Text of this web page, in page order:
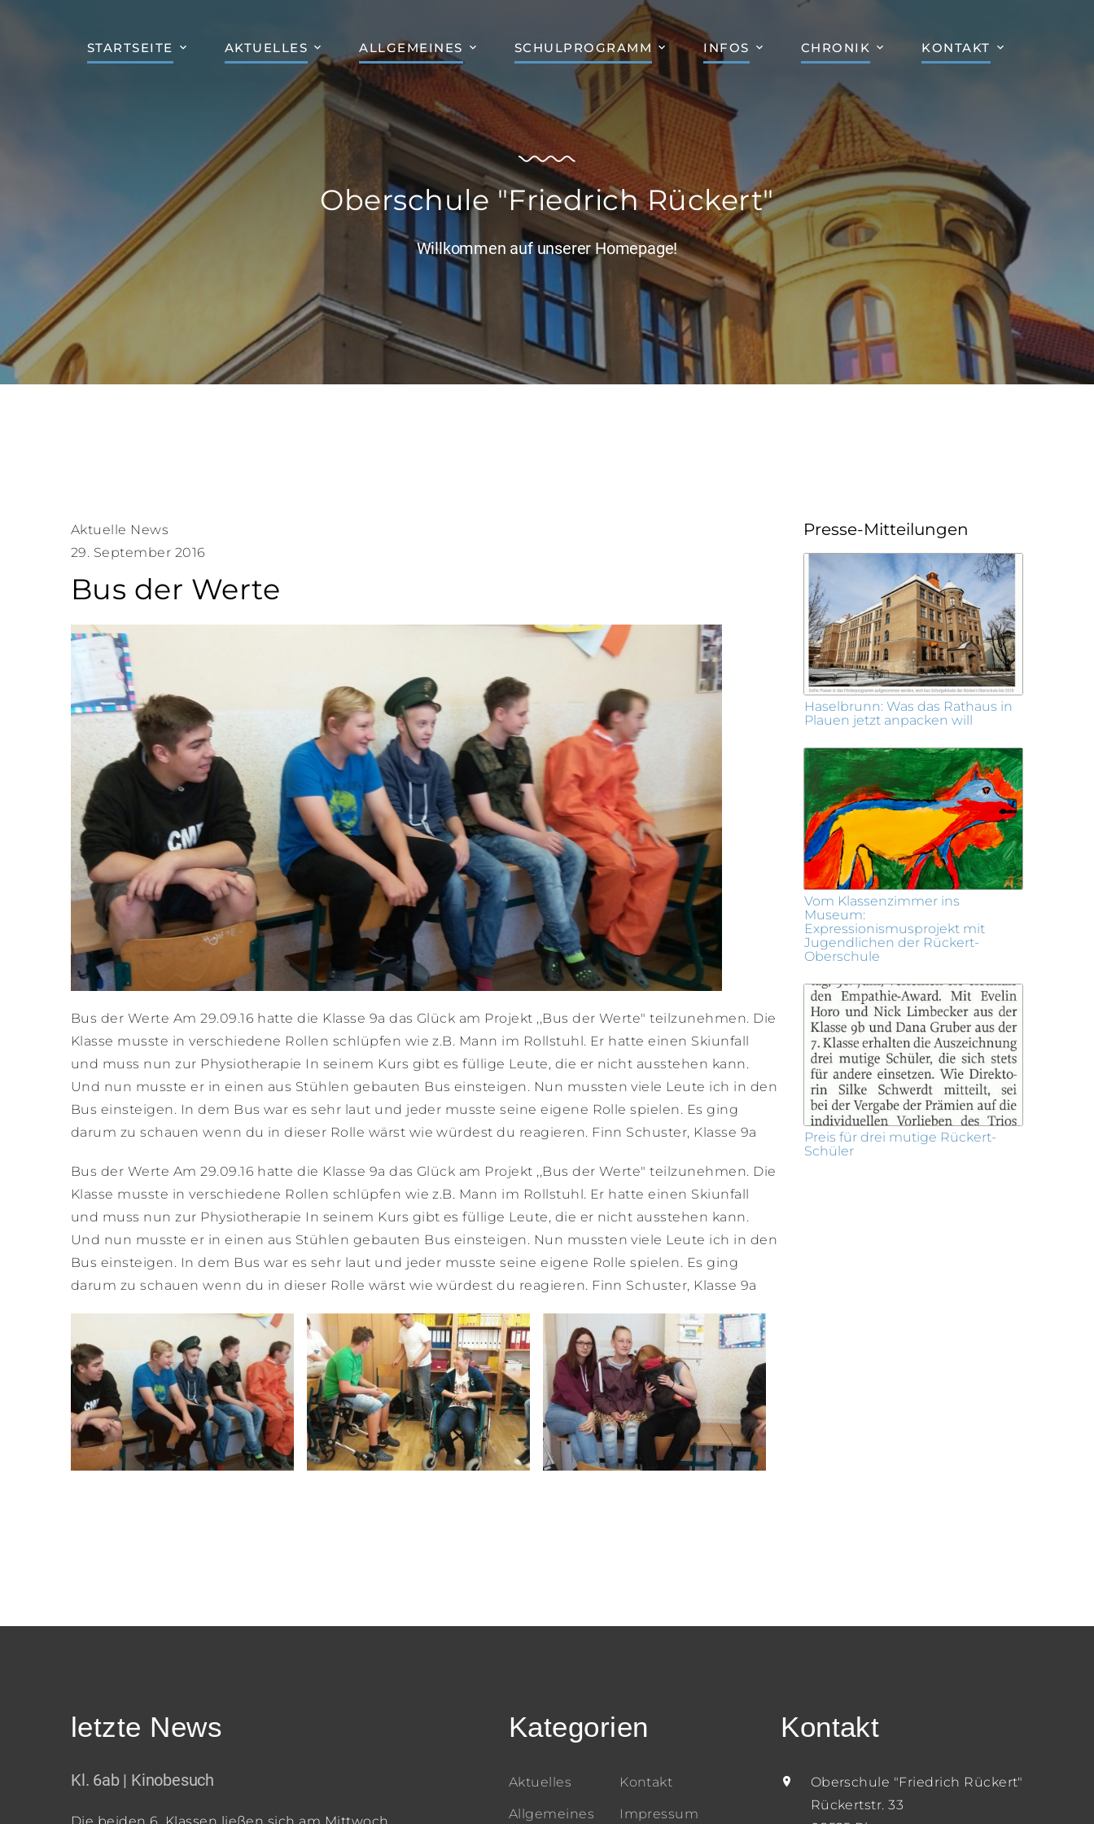
STARTSEITE AKTUELLES ALLGEMEINES SCHULPROGRAMM INFOS CHRONIK KONTAKT
Oberschule "Friedrich Rückert"
Willkommen auf unserer Homepage!
Aktuelle News
29. September 2016
Bus der Werte
Bus der Werte Am 29.09.16 hatte die Klasse 9a das Glück am Projekt ,,Bus der Werte" teilzunehmen. Die
Klasse musste in verschiedene Rollen schlüpfen wie z.B. Mann im Rollstuhl. Er hatte einen Skiunfall
und muss nun zur Physiotherapie In seinem Kurs gibt es füllige Leute, die er nicht ausstehen kann.
Und nun musste er in einen aus Stühlen gebauten Bus einsteigen. Nun mussten viele Leute ich in den
Bus einsteigen. In dem Bus war es sehr laut und jeder musste seine eigene Rolle spielen. Es ging
darum zu schauen wenn du in dieser Rolle wärst wie würdest du reagieren. Finn Schuster, Klasse 9a
Bus der Werte Am 29.09.16 hatte die Klasse 9a das Glück am Projekt ,,Bus der Werte" teilzunehmen. Die
Klasse musste in verschiedene Rollen schlüpfen wie z.B. Mann im Rollstuhl. Er hatte einen Skiunfall
und muss nun zur Physiotherapie In seinem Kurs gibt es füllige Leute, die er nicht ausstehen kann.
Und nun musste er in einen aus Stühlen gebauten Bus einsteigen. Nun mussten viele Leute ich in den
Bus einsteigen. In dem Bus war es sehr laut und jeder musste seine eigene Rolle spielen. Es ging
darum zu schauen wenn du in dieser Rolle wärst wie würdest du reagieren. Finn Schuster, Klasse 9a
Presse-Mitteilungen
Haselbrunn: Was das Rathaus in
Plauen jetzt anpacken will
Vom Klassenzimmer ins
Museum:
Expressionismusprojekt mit
Jugendlichen der Rückert-
Oberschule
Preis für drei mutige Rückert-
Schüler
letzte News
Kl. 6ab | Kinobesuch
Kategorien
Aktuelles
Allgemeines
Kontakt
Impressum
Kontakt
Oberschule "Friedrich Rückert"
Rückertstr. 33